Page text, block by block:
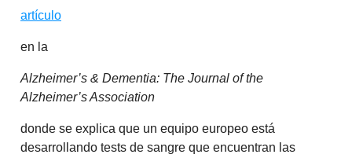
artículo
en la
Alzheimer’s & Dementia: The Journal of the
Alzheimer’s Association
donde se explica que un equipo europeo está
desarrollando tests de sangre que encuentran las